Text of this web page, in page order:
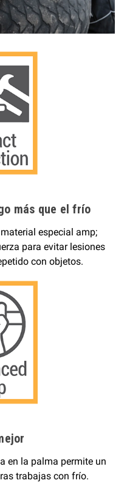
más que el frío
especial amp;
para evitar lesiones
con objetos.
en la palma permite un
trabajas con frío.